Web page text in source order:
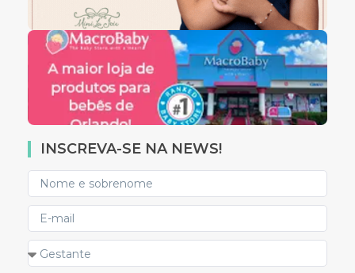
INSCREVA-SE NA NEWS!